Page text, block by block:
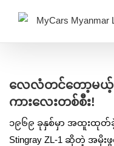
content
Larger
Image
လေလံတင်တော့မယ့် ရှ
ကားလေးတစ်စီး!
၁၉၆၉ ခုနှစ်မှာ အထူးထုတ်ခဲ့တဲ့
Stingray ZL-1 ဆိုတဲ့ အမို